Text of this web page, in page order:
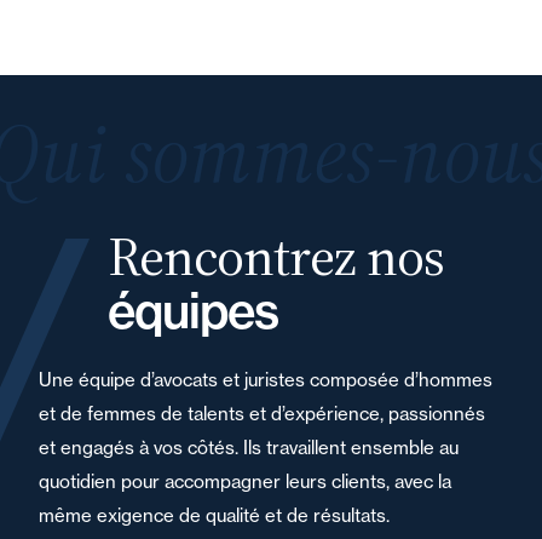
Rencontrez nos
équipes
Une équipe d’avocats et juristes composée d’hommes
et de femmes de talents et d’expérience, passionnés
et engagés à vos côtés. Ils travaillent ensemble au
quotidien pour accompagner leurs clients, avec la
même exigence de qualité et de résultats.